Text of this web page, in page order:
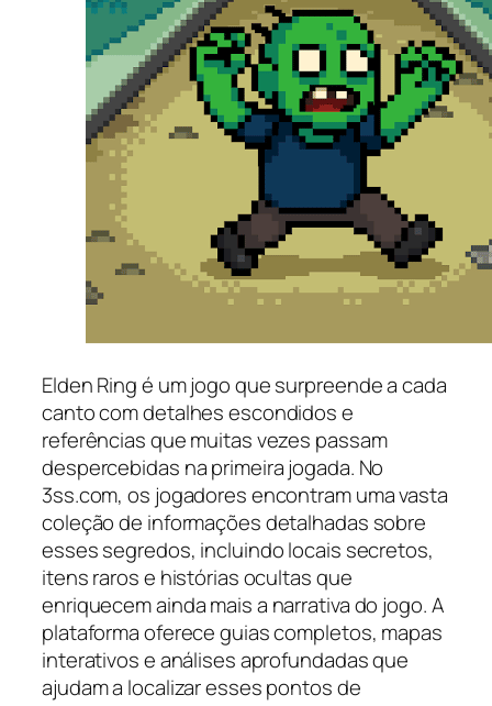
Elden Ring é um jogo que surpreende a cada
canto com detalhes escondidos e
referências que muitas vezes passam
despercebidas na primeira jogada. No
3ss.com, os jogadores encontram uma vasta
coleção de informações detalhadas sobre
esses segredos, incluindo locais secretos,
itens raros e histórias ocultas que
enriquecem ainda mais a narrativa do jogo. A
plataforma oferece guias completos, mapas
interativos e análises aprofundadas que
ajudam a localizar esses pontos de